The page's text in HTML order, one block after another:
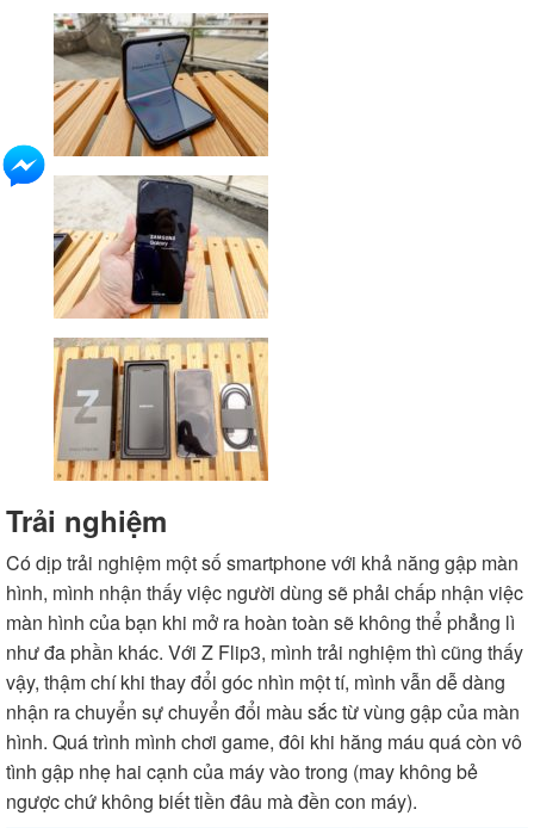
Trải nghiệm
Có dịp trải nghiệm một số smartphone với khả năng gập màn
hình, mình nhận thấy việc người dùng sẽ phải chấp nhận việc
màn hình của bạn khi mở ra hoàn toàn sẽ không thể phẳng lì
như đa phần khác. Với Z Flip3, mình trải nghiệm thì cũng thấy
vậy, thậm chí khi thay đổi góc nhìn một tí, mình vẫn dễ dàng
nhận ra chuyển sự chuyển đổi màu sắc từ vùng gập của màn
hình. Quá trình mình chơi game, đôi khi hăng máu quá còn vô
tình gập nhẹ hai cạnh của máy vào trong (may không bẻ
ngược chứ không biết tiền đâu mà đền con máy).